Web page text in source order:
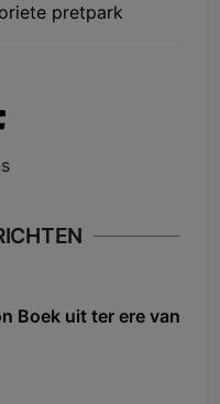
pretpark
Boek uit ter ere van